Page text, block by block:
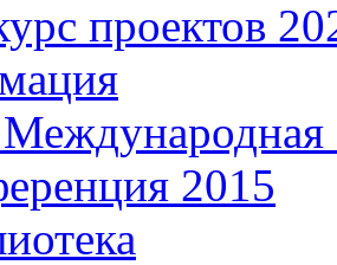
проектов
2015